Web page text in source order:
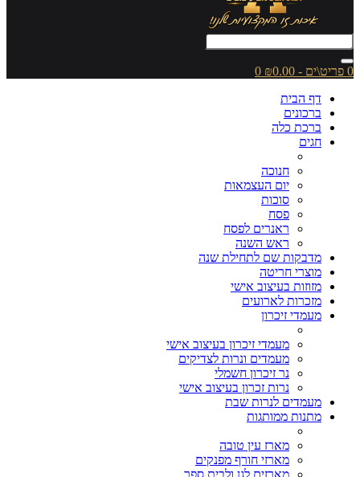
0 פריט\ים - ₪0.00
0
דף הבית
ברכונים
ברכת כלה
חגים
חנוכה
יום העצמאות
סוכות
פסח
ראנרים לפסח
ראש השנה
מדבקות שם לתחילת שנה
מוצרי חריטה
מזוזות בעיצוב אישי
מזכרות לארועים
מעמדי זיכרון
מעמדי זיכרון בעיצוב אישי
מעמדים ונרות לצדיקים
נר זיכרון חשמלי
נרות זכרון בעיצוב אישי
מעמדים לנרות שבת
מתנות ממותגות
מארז עין טובה
מארזי חורף מפנקים
מארזים לגן ולבית ספר